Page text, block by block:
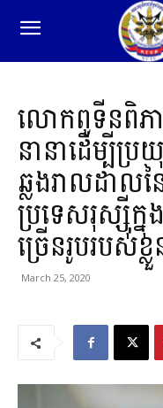
លោកពូទីនពិភា
នានាដើម្បីប្រ
ឆ្លងរាលដាល
ប្រទេសរុស្ស៊ីក្នុ
ច្រើនរូបរបស់ខ្
March 25, 2020